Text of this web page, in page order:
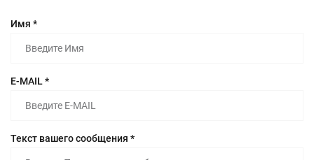
Имя *
E-MAIL *
Текст вашего сообщения *